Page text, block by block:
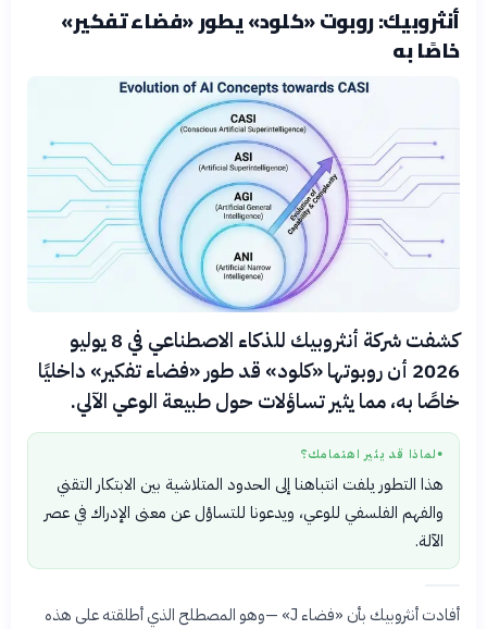
أنثروبيك: روبوت «كلود» يطور «فضاء تفكير»
خاصًا به
كشفت شركة أنثروبيك للذكاء الاصطناعي في 8 يوليو
2026 أن روبوتها «كلود» قد طور «فضاء تفكير» داخليًا
خاصًا به، مما يثير تساؤلات حول طبيعة الوعي الآلي.
● لماذا قد يثير اهتمامك؟
هذا التطور يلفت انتباهنا إلى الحدود المتلاشية بين الابتكار التقني
والفهم الفلسفي للوعي، ويدعونا للتساؤل عن معنى الإدراك في عصر
الآلة.
أفادت أنثروبيك بأن «فضاء J» —وهو المصطلح الذي أطلقته على هذه